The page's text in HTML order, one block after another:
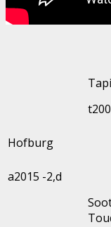
Hofburg
a2015 -2,d